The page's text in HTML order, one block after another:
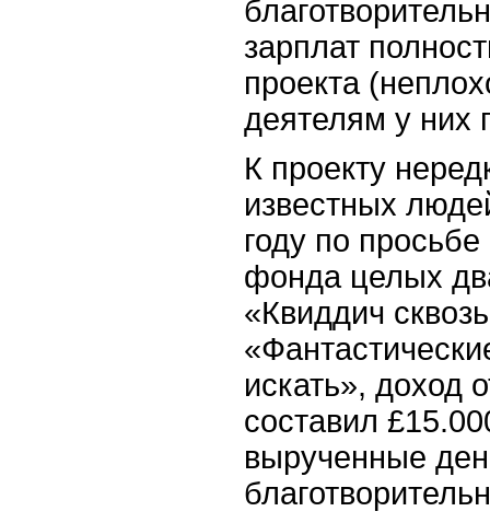
зарплат
проекта
деятелям у них
К проекту
известных
году по
фонда целых
«Квиддич
искать», доход
составил
вырученные